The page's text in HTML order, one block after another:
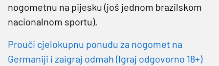
nogometnu na pijesku (još jednom brazilskom
nacionalnom sportu).
Prouči cjelokupnu ponudu za nogomet na
Germaniji i zaigraj odmah (Igraj odgovorno 18+)